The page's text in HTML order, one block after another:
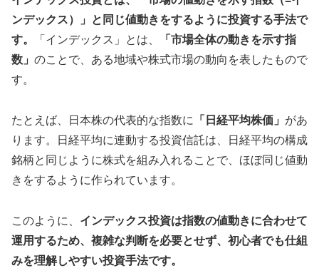
ンデックス）」と同じ値動きをするように投資する手法で
す。
「インデックス」とは、
「市場全体の動きを示す指
数」 のことで、ある地域や株式市場の動向を表したもので
す。
たとえば、日本株の代表的な指数に 「日経平均株価」 があ
ります。日経平均に連動する投資信託は、日経平均の構成
銘柄と同じように株式を組み入れることで、ほぼ同じ値動
きをするように作られています。
このように、 インデックス投資は指数の値動きに合わせて
運用するため、複雑な判断を必要とせず、初心者でも仕組
みを理解しやすい投資手法です。